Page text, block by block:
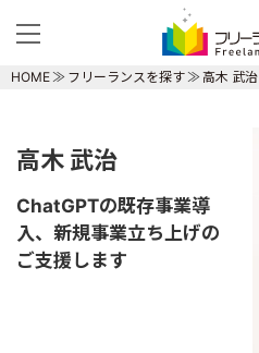
HOME フリーランスを探す 高木 武治
高木 武治
ChatGPTの既存事業導
入、新規事業立ち上げの
ご支援します